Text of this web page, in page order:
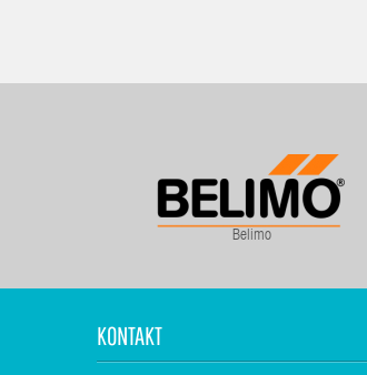
Belimo
KONTAKT